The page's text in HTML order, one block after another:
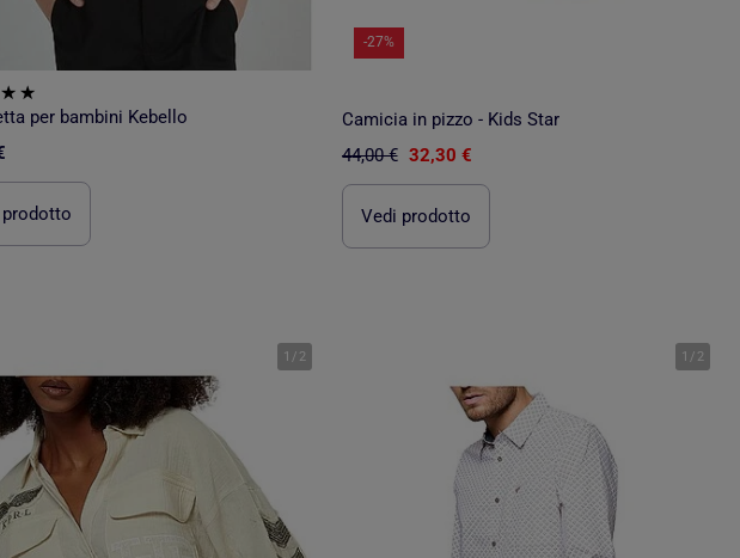
per bambini Kebello
-27%
Camicia in pizzo - Kids Star
44,00 € 32,30 €
Vedi prodotto
1 / 2 1 / 2